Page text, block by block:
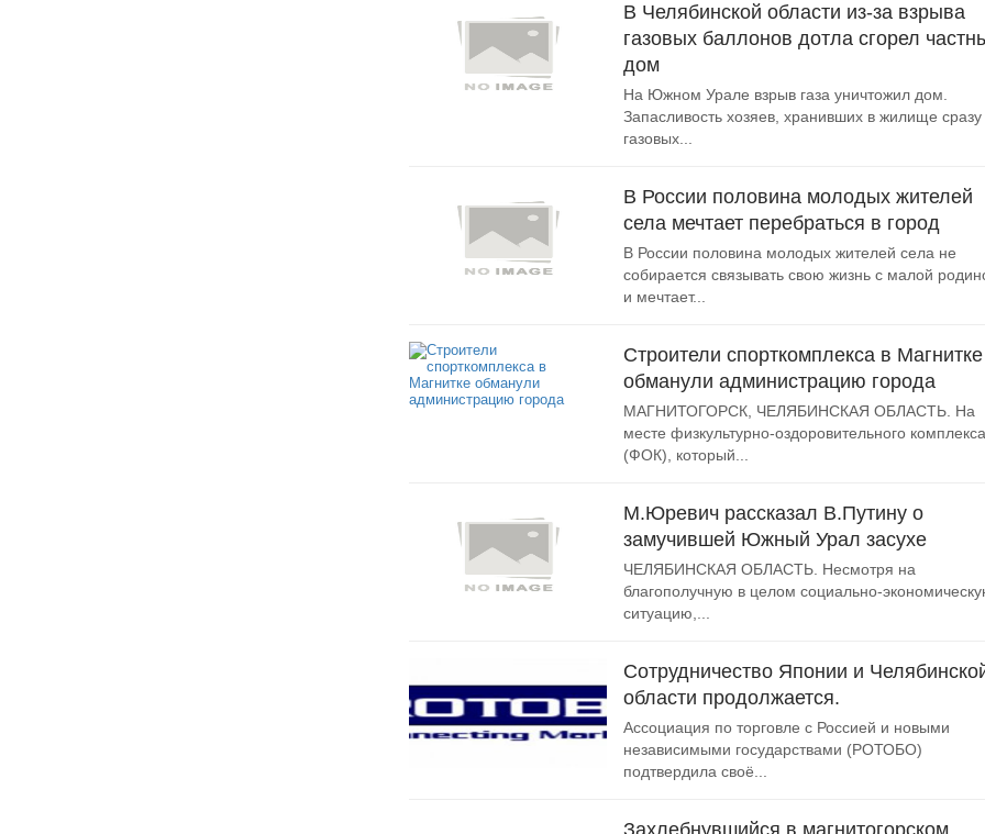
В Челябинской области из-за взрыва
газовых баллонов дотла сгорел
дом
На Южном Урале взрыв газа уничтожил дом.
Запасливость хозяев, хранивших в жилище сразу
газовых...
В России половина молодых жителей
села мечтает перебраться в город
В России половина молодых жителей села не
собирается связывать свою жизнь с малой
и мечтает...
Строители спорткомплекса в Магнитке
обманули администрацию города
МАГНИТОГОРСК, ЧЕЛЯБИНСКАЯ ОБЛАСТЬ. На
месте физкультурно-оздоровительного комплекса
(ФОК), который...
М.Юревич рассказал В.Путину о
замучившей Южный Урал засухе
ЧЕЛЯБИНСКАЯ ОБЛАСТЬ. Несмотря на
благополучную в целом социально-
ситуацию,...
Сотрудничество Японии и
области продолжается.
Ассоциация по торговле с Россией и новыми
независимыми государствами (РОТОБО)
подтвердила своё...
Захлебнувшийся в магнитогорском